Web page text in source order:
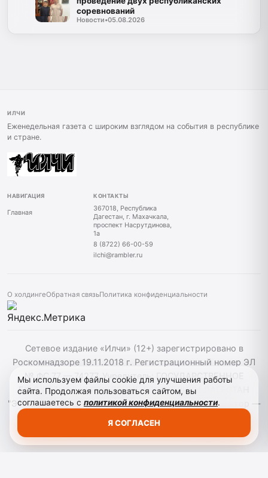
соревнований
Новости•05.08.2026
ИЛЧИ
Еженедельная газета с широким взглядом на события в республике
и стране.
НАВИГАЦИЯ
Главная
КОНТАКТЫ
367018, Республика
Дагестан, г. Махачкала,
проспект Насрутдинова,
1а
8 (8722) 66-00-59
ilchi@rambler.ru
О холдингеОбратная связьПолитика конфиденциальности
Сетевое издание «Илчи» (12+) зарегистрировано в
Роскомнадзоре 19.11.2018 г. Регистрационный номер ЭЛ
№ ФС 77 — 74277. Учредитель: ГОСУДАРСТВЕННОЕ
БЮДЖЕТНОЕ УЧРЕЖДЕНИЕ РЕСПУБЛИКИ ДАГЕСТАН
"ЭТНОМЕДИАХОЛДИНГ "ДАГЕСТАН". Главный редактор —
Мы используем файлы cookie для улучшения работы
сайта. Продолжая пользоваться сайтом, вы
соглашаетесь с политикой конфиденциальности.
Я СОГЛАСЕН